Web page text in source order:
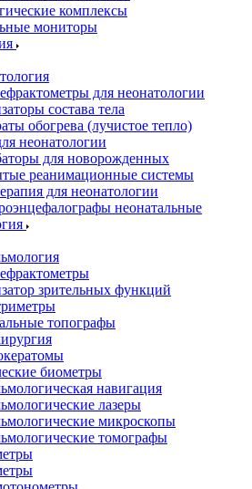
комплексы
мониторы
для неонатологии
состава тела
обогрева (лучистое тепло)
неонатологии
для новорожденных
реанимационные системы
для неонатологии
неонатальные
зрительных функций
топографы
биометры
навигация
лазеры
микроскопы
томографы